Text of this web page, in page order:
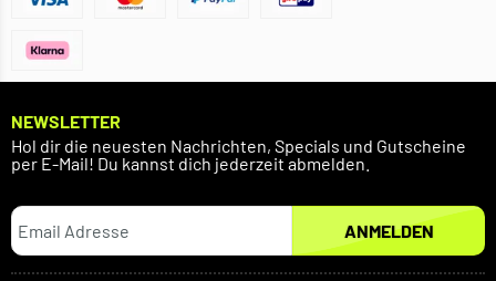
NEWSLETTER
Hol dir die neuesten Nachrichten, Specials und Gutscheine
per E-Mail! Du kannst dich jederzeit abmelden.
ANMELDEN